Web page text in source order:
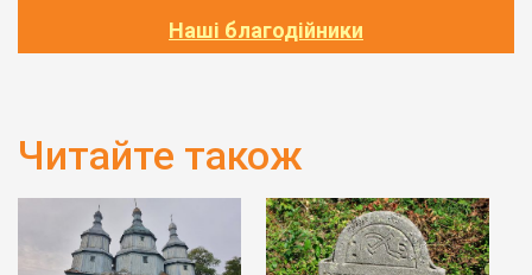
Наші благодійники
Читайте також